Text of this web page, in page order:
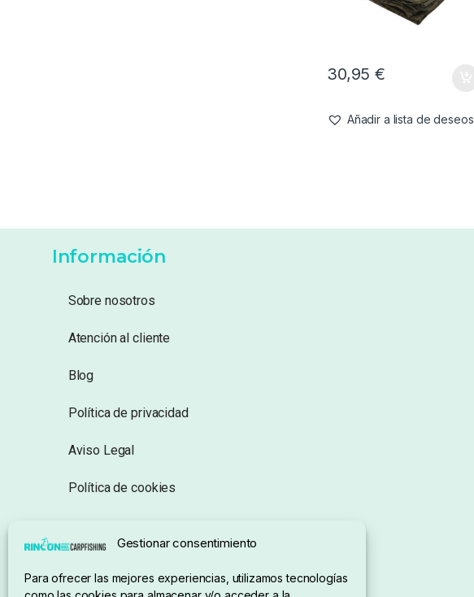
Gestionar consentimiento
Para ofrecer las mejores experiencias, utilizamos tecnologías
30,95€
Añadir a lista de deseos
Información
Sobre nosotros
Atención al cliente
Blog
Política de privacidad
Aviso Legal
Política de cookies
Condiciones de compra